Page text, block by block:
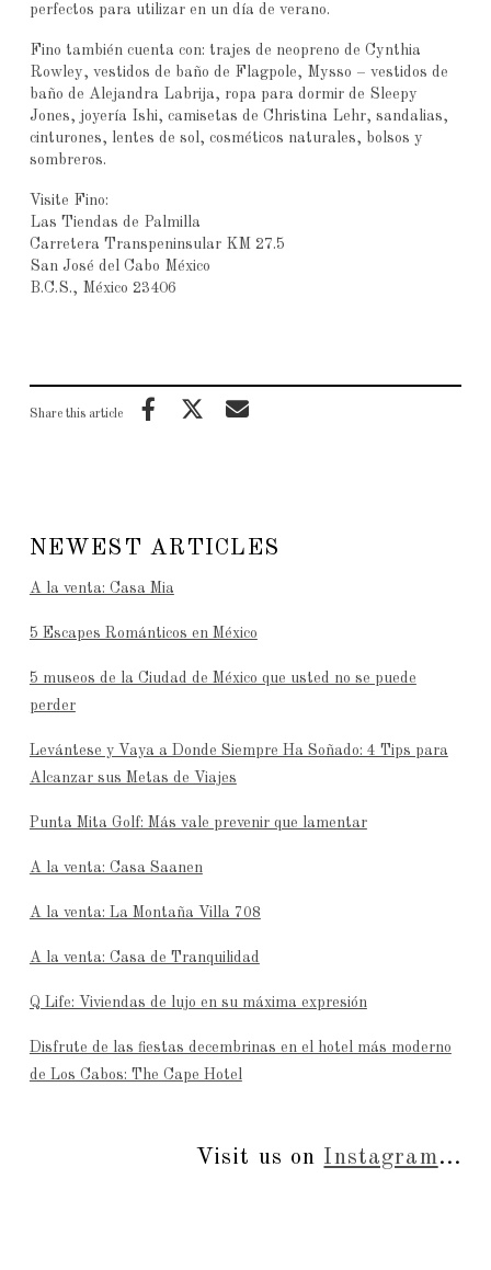
perfectos para utilizar en un día de verano.
Fino también cuenta con: trajes de neopreno de Cynthia
Rowley, vestidos de baño de Flagpole, Mysso – vestidos de
baño de Alejandra Labrija, ropa para dormir de Sleepy
Jones, joyería Ishi, camisetas de Christina Lehr, sandalias,
cinturones, lentes de sol, cosméticos naturales, bolsos y
sombreros.
Visite Fino:
Las Tiendas de Palmilla
Carretera Transpeninsular KM 27.5
San José del Cabo México
B.C.S., México 23406
Share this article
NEWEST ARTICLES
A la venta: Casa Mia
5 Escapes Románticos en México
5 museos de la Ciudad de México que usted no se puede
perder
Levántese y Vaya a Donde Siempre Ha Soñado: 4 Tips para
Alcanzar sus Metas de Viajes
Punta Mita Golf: Más vale prevenir que lamentar
A la venta: Casa Saanen
A la venta: La Montaña Villa 708
A la venta: Casa de Tranquilidad
Q Life: Viviendas de lujo en su máxima expresión
Disfrute de las fiestas decembrinas en el hotel más moderno
de Los Cabos: The Cape Hotel
Visit us on Instagram...